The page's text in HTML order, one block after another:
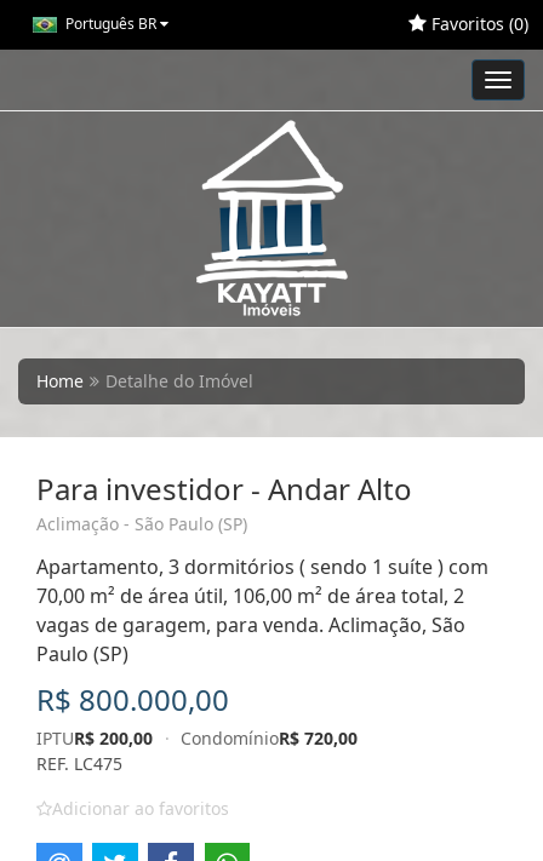
Português BR Favoritos (0)
Home Detalhe do Imóvel
Para investidor - Andar Alto
Aclimação - São Paulo (SP)
Apartamento, 3 dormitórios ( sendo 1 suíte ) com
70,00 m² de área útil, 106,00 m² de área total, 2
vagas de garagem, para venda. Aclimação, São
Paulo (SP)
R$ 800.000,00
IPTUR$ 200,00 · CondomínioR$ 720,00
REF. LC475
Adicionar ao favoritos